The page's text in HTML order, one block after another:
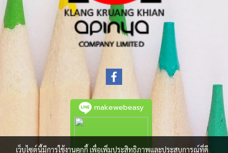
makewebeasy
เว็บไซต์นี้มีการใช้งานคุกกี้ เพื่อเพิ่มประสิทธิภาพและประสบการณ์ที่ดี